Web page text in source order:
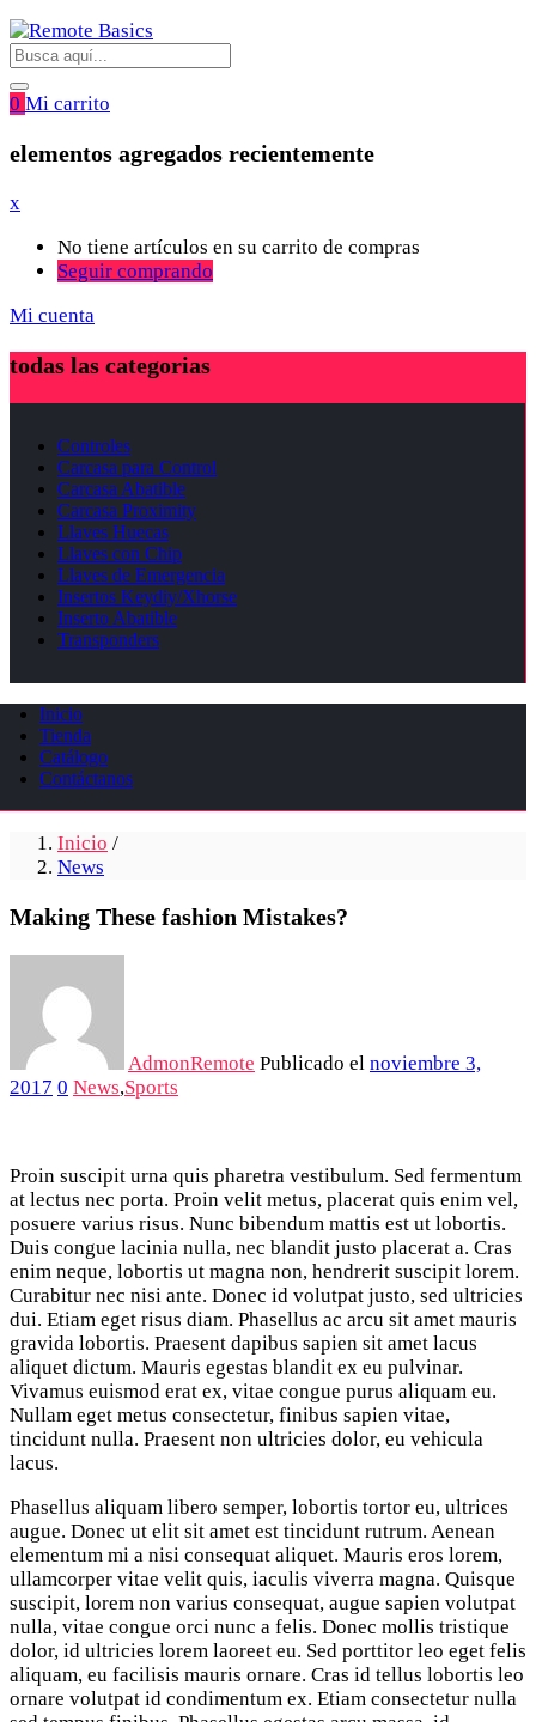
0 Mi carrito
elementos agregados recientemente
x
No tiene artículos en su carrito de compras
Seguir comprando
Mi cuenta
todas las categorias
Controles
Carcasa para Control
Carcasa Abatible
Carcasa Proximity
Llaves Huecas
Llaves con Chip
Llaves de Emergencia
Insertos Keydiy/Xhorse
Inserto Abatible
Transponders
Inicio
Tienda
Catálogo
Contáctanos
Inicio /
News
Making These fashion Mistakes?
AdmonRemote Publicado el noviembre 3,
2017 0 News,Sports
Proin suscipit urna quis pharetra vestibulum. Sed fermentum
at lectus nec porta. Proin velit metus, placerat quis enim vel,
posuere varius risus. Nunc bibendum mattis est ut lobortis.
Duis congue lacinia nulla, nec blandit justo placerat a. Cras
enim neque, lobortis ut magna non, hendrerit suscipit lorem.
Curabitur nec nisi ante. Donec id volutpat justo, sed ultricies
dui. Etiam eget risus diam. Phasellus ac arcu sit amet mauris
gravida lobortis. Praesent dapibus sapien sit amet lacus
aliquet dictum. Mauris egestas blandit ex eu pulvinar.
Vivamus euismod erat ex, vitae congue purus aliquam eu.
Nullam eget metus consectetur, finibus sapien vitae,
tincidunt nulla. Praesent non ultricies dolor, eu vehicula
lacus.
Phasellus aliquam libero semper, lobortis tortor eu, ultrices
augue. Donec ut elit sit amet est tincidunt rutrum. Aenean
elementum mi a nisi consequat aliquet. Mauris eros lorem,
ullamcorper vitae velit quis, iaculis viverra magna. Quisque
suscipit, lorem non varius consequat, augue sapien volutpat
nulla, vitae congue orci nunc a felis. Donec mollis tristique
dolor, id ultricies lorem laoreet eu. Sed porttitor leo eget felis
aliquam, eu facilisis mauris ornare. Cras id tellus lobortis leo
ornare volutpat id condimentum ex. Etiam consectetur nulla